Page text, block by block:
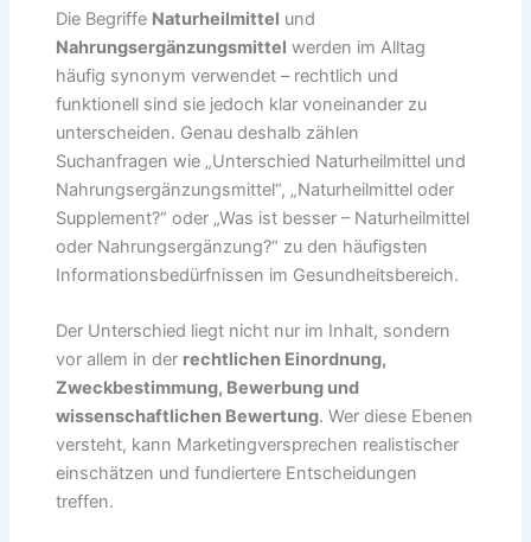
Die Begriffe Naturheilmittel und
Nahrungsergänzungsmittel werden im Alltag
häufig synonym verwendet – rechtlich und
funktionell sind sie jedoch klar voneinander zu
unterscheiden. Genau deshalb zählen
Suchanfragen wie „Unterschied Naturheilmittel und
Nahrungsergänzungsmittel“, „Naturheilmittel oder
Supplement?“ oder „Was ist besser – Naturheilmittel
oder Nahrungsergänzung?“ zu den häufigsten
Informationsbedürfnissen im Gesundheitsbereich.
Der Unterschied liegt nicht nur im Inhalt, sondern
vor allem in der rechtlichen Einordnung,
Zweckbestimmung, Bewerbung und
wissenschaftlichen Bewertung. Wer diese Ebenen
versteht, kann Marketingversprechen realistischer
einschätzen und fundiertere Entscheidungen
treffen.